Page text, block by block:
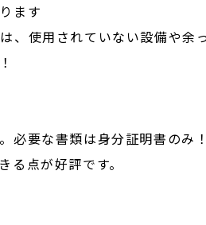
ます
使用されていない設備や余
要な書類は身分証明書のみ
点が好評です。